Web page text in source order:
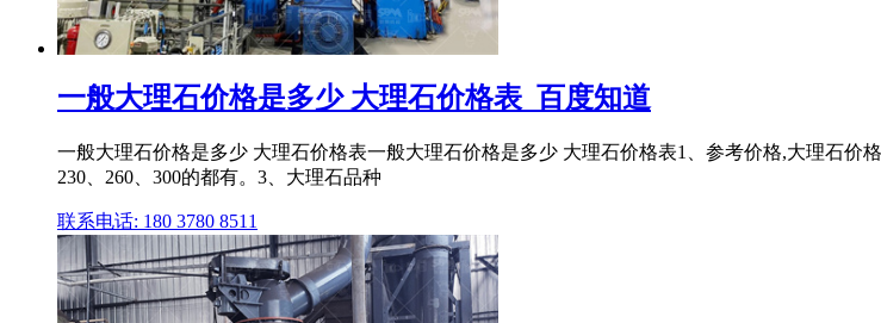
一般大理石价格是多少 大理石价格表_百度知道
一般大理石价格是多少 大理石价格表一般大理石价格是多少 大理石价格表1、参考价格,大理石价
230、260、300的都有。3、大理石品种
联系电话: 180 3780 8511